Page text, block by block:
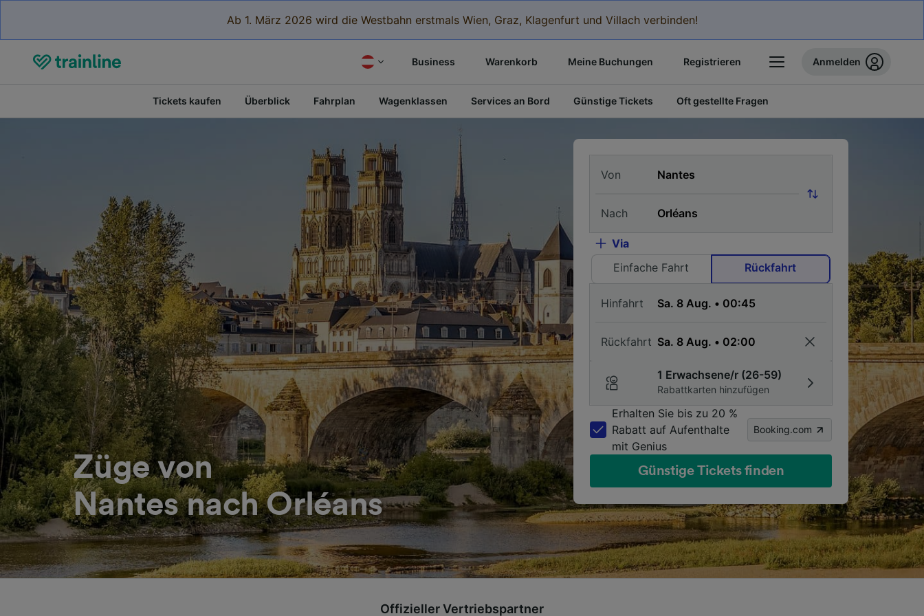
Ab 1. März 2026 wird die Westbahn erstmals Wien, Graz, Klagenfurt und Villach verbinden!
Business Warenkorb Meine Buchungen Registrieren Anmelden
Tickets kaufen Überblick Fahrplan Wagenklassen Services an Bord Günstige Tickets Oft gestellte Fragen
Züge von
Nantes nach Orléans
Von
Nach
Via
Einfache Fahrt
Rückfahrt
Hinfahrt
Rückfahrt
1 Erwachsene/r (26-59)
Rabattkarten hinzufügen
Erhalten Sie bis zu 20 %
Rabatt auf Aufenthalte
mit Genius
Booking.com
Günstige Tickets finden
Offizieller Vertriebspartner